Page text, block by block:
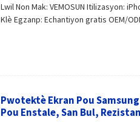
Lwil Non Mak: VEMOSUN Itilizasyon:
Klè Egzanp: Echantiyon gratis OEM/
Pwotektè Ekran Pou
Pou Enstale, San Bul,